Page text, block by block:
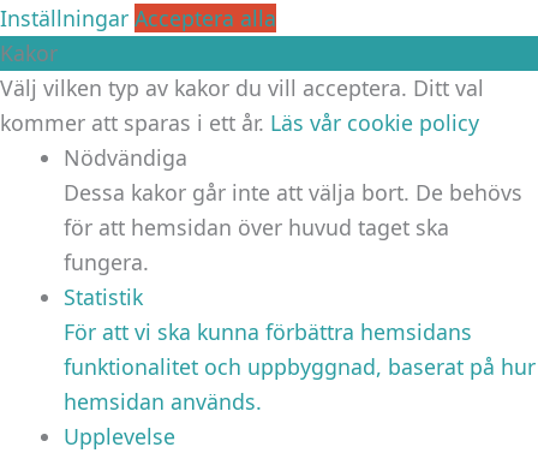
Inställningar Acceptera alla
Kakor
Välj vilken typ av kakor du vill acceptera. Ditt val
kommer att sparas i ett år. Läs vår cookie policy
Nödvändiga
Dessa kakor går inte att välja bort. De behövs
för att hemsidan över huvud taget ska
fungera.
Statistik
För att vi ska kunna förbättra hemsidans
funktionalitet och uppbyggnad, baserat på hur
hemsidan används.
Upplevelse